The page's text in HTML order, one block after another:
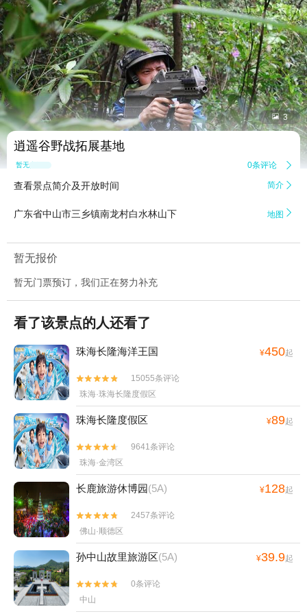
 3
逍遥谷野战拓展基地
暂无点评 0条评论 
查看景点简介及开放时间 简介 
广东省中山市三乡镇南龙村白水林山下 地图 
暂无报价
暂无门票预订，我们正在努力补充
看了该景点的人还看了
珠海长隆海洋王国 ¥450起


15055条评论
珠海·珠海长隆度假区
珠海长隆度假区 ¥89起


9641条评论
珠海·金湾区
长鹿旅游休博园(5A) ¥128起


2457条评论
佛山·顺德区
孙中山故里旅游区(5A) ¥39.9起


0条评论
中山
